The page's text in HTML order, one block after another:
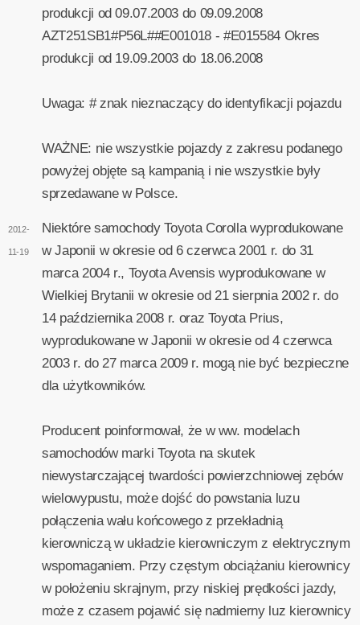
produkcji od 09.07.2003 do 09.09.2008
AZT251SB1#P56L##E001018 - #E015584 Okres
produkcji od 19.09.2003 do 18.06.2008
Uwaga: # znak nieznaczący do identyfikacji pojazdu
WAŻNE: nie wszystkie pojazdy z zakresu podanego
powyżej objęte są kampanią i nie wszystkie były
sprzedawane w Polsce.
2012-
11-19
Niektóre samochody Toyota Corolla wyprodukowane
w Japonii w okresie od 6 czerwca 2001 r. do 31
marca 2004 r., Toyota Avensis wyprodukowane w
Wielkiej Brytanii w okresie od 21 sierpnia 2002 r. do
14 października 2008 r. oraz Toyota Prius,
wyprodukowane w Japonii w okresie od 4 czerwca
2003 r. do 27 marca 2009 r. mogą nie być bezpieczne
dla użytkowników.
Producent poinformował, że w ww. modelach
samochodów marki Toyota na skutek
niewystarczającej twardości powierzchniowej zębów
wielowypustu, może dojść do powstania luzu
połączenia wału końcowego z przekładnią
kierowniczą w układzie kierowniczym z elektrycznym
wspomaganiem. Przy częstym obciążaniu kierownicy
w położeniu skrajnym, przy niskiej prędkości jazdy,
może z czasem pojawić się nadmierny luz kierownicy